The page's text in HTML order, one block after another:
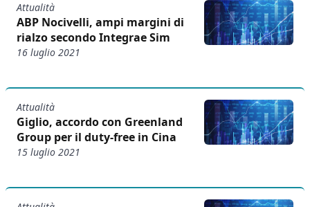
Attualità
ABP Nocivelli, ampi margini di
rialzo secondo Integrae Sim
16 luglio 2021
Attualità
Giglio, accordo con Greenland
Group per il duty-free in Cina
15 luglio 2021